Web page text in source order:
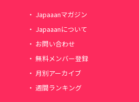
Japaaanマガジン
Japaaanについて
お問い合わせ
無料メンバー登録
月別アーカイブ
週間ランキング